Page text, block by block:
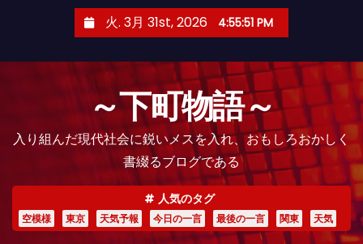
火. 3月 31st, 2026 4:55:52 PM
～下町物語～
入り組んだ現代社会に鋭いメスを入れ、おもしろおかしく
書綴るブログである
人気のタグ
空模様 東京 天気予報 今日の一言 最後の一言 関東 天気